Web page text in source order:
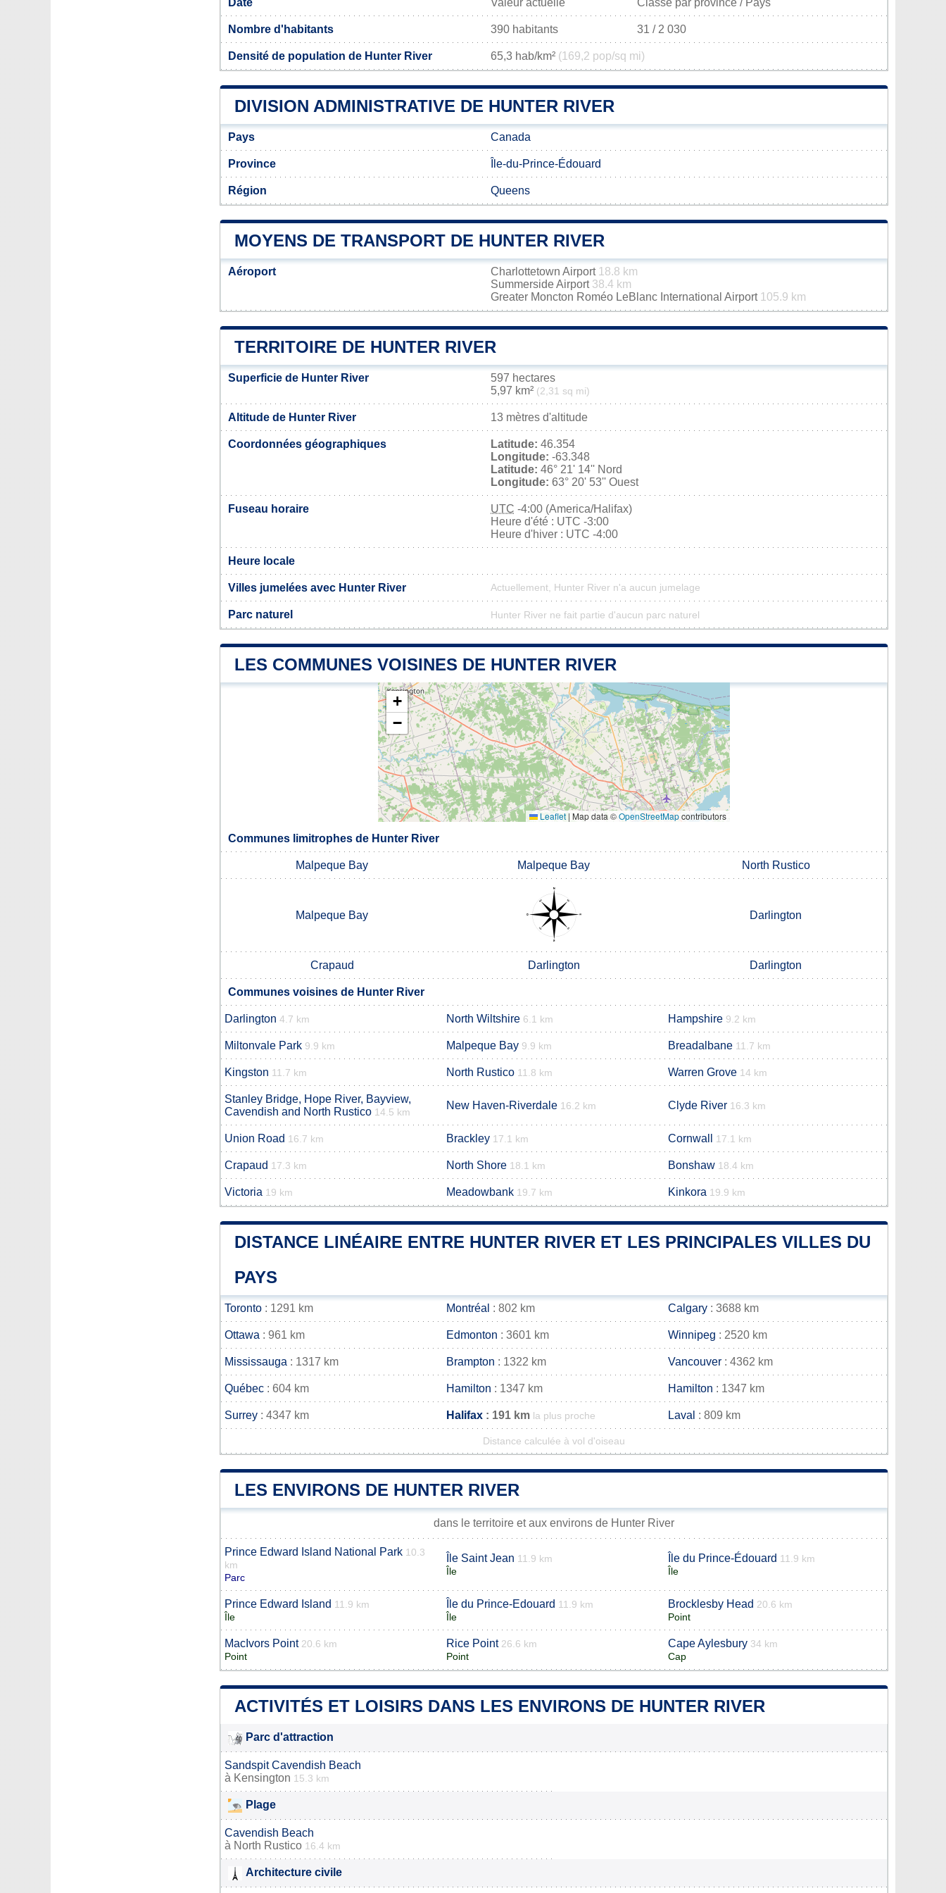
Date Valeur actuelle Classé par province / Pays
Nombre d'habitants 390 habitants 31 / 2 030
Densité de population de Hunter River 65,3 hab/km² (169,2 pop/sq mi)
DIVISION ADMINISTRATIVE DE HUNTER RIVER
Pays Canada
Province Île-du-Prince-Édouard
Région Queens
MOYENS DE TRANSPORT DE HUNTER RIVER
Aéroport Charlottetown Airport 18.8 km
Summerside Airport 38.4 km
Greater Moncton Roméo LeBlanc International Airport 105.9 km
TERRITOIRE DE HUNTER RIVER
Superficie de Hunter River
597 hectares
5,97 km² (2,31 sq mi)
Altitude de Hunter River 13 mètres d'altitude
Coordonnées géographiques Latitude: 46.354
Longitude: -63.348
Latitude: 46° 21' 14'' Nord
Longitude: 63° 20' 53'' Ouest
Fuseau horaire UTC -4:00 (America/Halifax)
Heure d'été : UTC -3:00
Heure d'hiver : UTC -4:00
Heure locale
Villes jumelées avec Hunter River Actuellement, Hunter River n'a aucun jumelage
Parc naturel Hunter River ne fait partie d'aucun parc naturel
LES COMMUNES VOISINES DE HUNTER RIVER
+
−
Leaflet | Map data ©OpenStreetMapcontributors
Communes limitrophes de Hunter River
Malpeque Bay Malpeque Bay North Rustico
Malpeque Bay Darlington
Crapaud Darlington Darlington
Communes voisines de Hunter River
Darlington 4.7 km North Wiltshire 6.1 km Hampshire 9.2 km
Miltonvale Park 9.9 km Malpeque Bay 9.9 km Breadalbane 11.7 km
Kingston 11.7 km North Rustico 11.8 km Warren Grove 14 km
Stanley Bridge, Hope River, Bayview,
Cavendish and North Rustico 14.5 km
New Haven-Riverdale 16.2 km Clyde River 16.3 km
Union Road 16.7 km Brackley 17.1 km Cornwall 17.1 km
Crapaud 17.3 km North Shore 18.1 km Bonshaw 18.4 km
Victoria 19 km Meadowbank 19.7 km Kinkora 19.9 km
DISTANCE LINÉAIRE ENTRE HUNTER RIVER ET LES PRINCIPALES VILLES DU
PAYS
Toronto : 1291 km Montréal : 802 km Calgary : 3688 km
Ottawa : 961 km Edmonton : 3601 km Winnipeg : 2520 km
Mississauga : 1317 km Brampton : 1322 km Vancouver : 4362 km
Québec : 604 km Hamilton : 1347 km Hamilton : 1347 km
Surrey : 4347 km Halifax : 191 km la plus proche Laval : 809 km
Distance calculée à vol d'oiseau
LES ENVIRONS DE HUNTER RIVER
dans le territoire et aux environs de Hunter River
Prince Edward Island National Park 10.3
km
Parc
Île Saint Jean 11.9 km
Île
Île du Prince-Édouard 11.9 km
Île
Prince Edward Island 11.9 km
Île
Île du Prince-Edouard 11.9 km
Île
Brocklesby Head 20.6 km
Point
MacIvors Point 20.6 km
Point
Rice Point 26.6 km
Point
Cape Aylesbury 34 km
Cap
ACTIVITÉS ET LOISIRS DANS LES ENVIRONS DE HUNTER RIVER
Parc d'attraction
Sandspit Cavendish Beach
à Kensington 15.3 km
Plage
Cavendish Beach
à North Rustico 16.4 km
Architecture civile